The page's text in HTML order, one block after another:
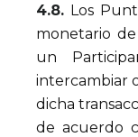
4.8. Los
monetario
un
intercambiar
dicha
de acuerdo